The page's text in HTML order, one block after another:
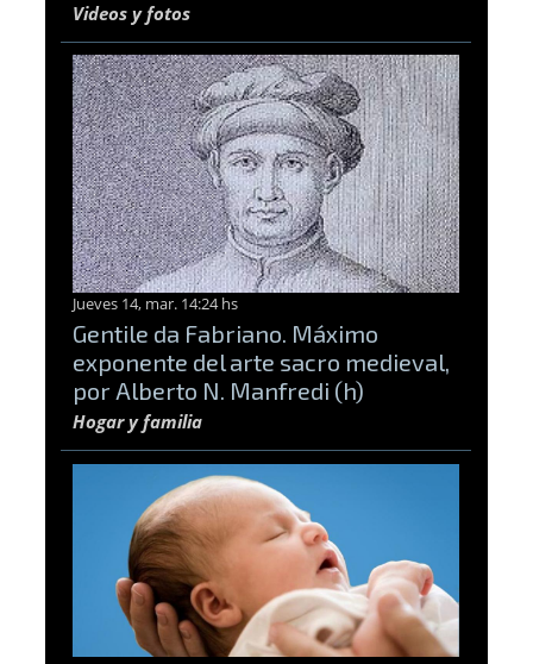
Videos y fotos
Jueves 14, mar. 14:24 hs
Gentile da Fabriano. Máximo
exponente del arte sacro medieval,
por Alberto N. Manfredi (h)
Hogar y familia